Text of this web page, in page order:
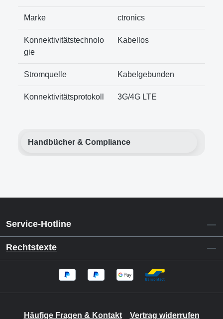
Marke ctronics
Konnektivitätstechnolo
gie
Kabellos
Stromquelle Kabelgebunden
Konnektivitätsprotokoll 3G/4G LTE
Handbücher & Compliance
Service-Hotline
Rechtstexte
Häufige Fragen & Kontakt Vertrag widerrufen